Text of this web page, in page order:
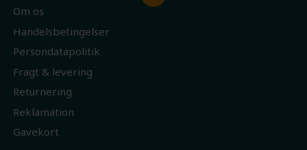
Om os
Handelsbetingelser
Persondatapolitik
Fragt & levering
Returnering
Reklamation
Gavekort